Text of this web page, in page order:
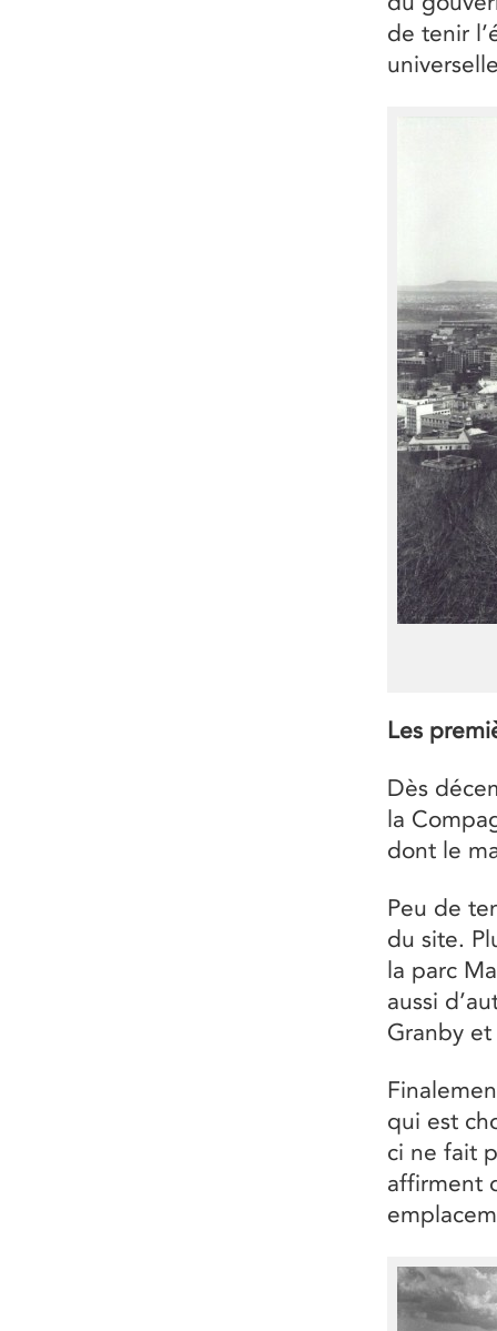
de tenir
Les
Dès
la
dont le
Peu de
du site.
la parc
aussi
Granby
qui est
ci ne fait
affirment